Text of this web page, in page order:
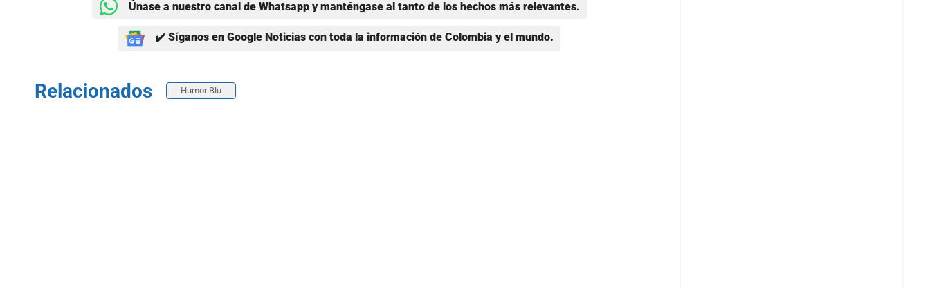
Únase a nuestro canal de Whatsapp y manténgase al tanto de los hechos más relevantes.
✔️ Síganos en Google Noticias con toda la información de Colombia y el mundo.
Relacionados Humor Blu